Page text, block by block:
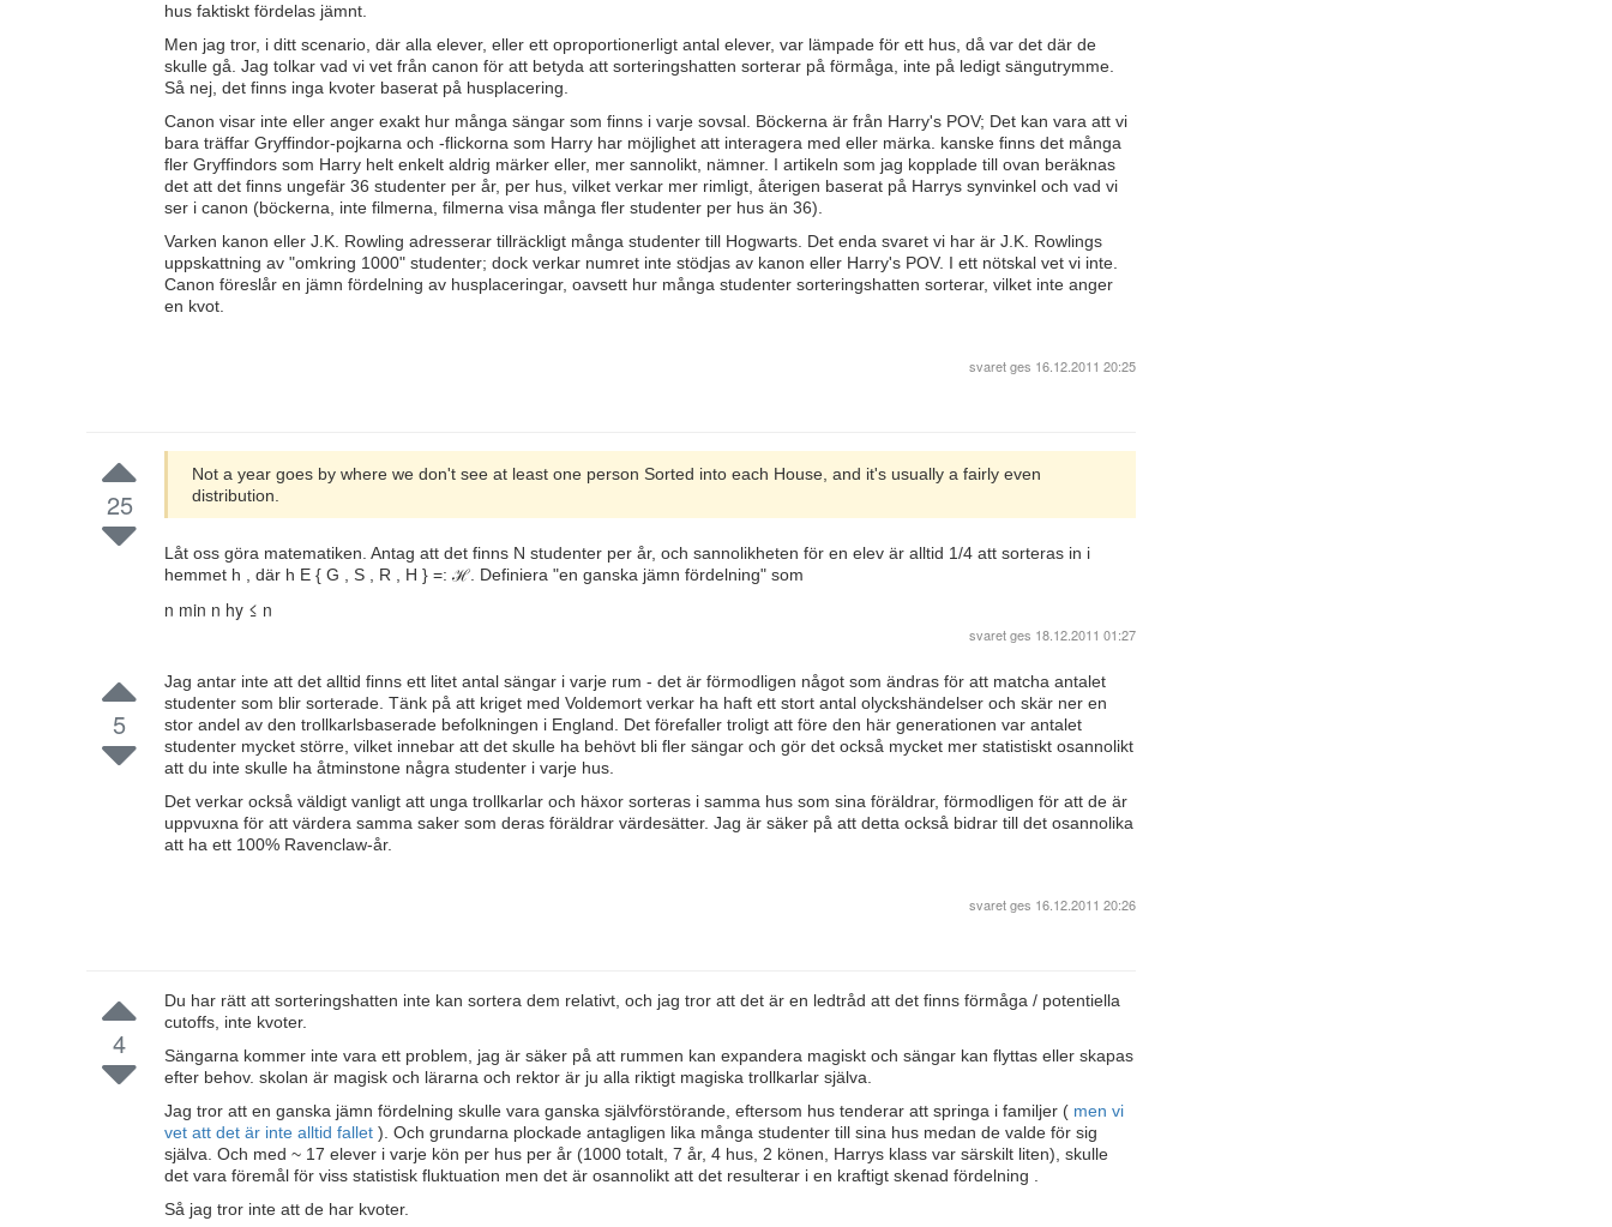
hus faktiskt fördelas jämnt.
Men jag tror, i ditt scenario, där alla elever, eller ett oproportionerligt antal elever, var lämpade för ett hus, då var det där de
skulle gå. Jag tolkar vad vi vet från canon för att betyda att sorteringshatten sorterar på förmåga, inte på ledigt sängutrymme.
Så nej, det finns inga kvoter baserat på husplacering.
Canon visar inte eller anger exakt hur många sängar som finns i varje sovsal. Böckerna är från Harry's POV; Det kan vara att vi
bara träffar Gryffindor-pojkarna och -flickorna som Harry har möjlighet att interagera med eller märka. kanske finns det många
fler Gryffindors som Harry helt enkelt aldrig märker eller, mer sannolikt, nämner. I artikeln som jag kopplade till ovan beräknas
det att det finns ungefär 36 studenter per år, per hus, vilket verkar mer rimligt, återigen baserat på Harrys synvinkel och vad vi
ser i canon (böckerna, inte filmerna, filmerna visa många fler studenter per hus än 36).
Varken kanon eller J.K. Rowling adresserar tillräckligt många studenter till Hogwarts. Det enda svaret vi har är J.K. Rowlings
uppskattning av "omkring 1000" studenter; dock verkar numret inte stödjas av kanon eller Harry's POV. I ett nötskal vet vi inte.
Canon föreslår en jämn fördelning av husplaceringar, oavsett hur många studenter sorteringshatten sorterar, vilket inte anger
en kvot.
svaret ges 16.12.2011 20:25
25
Not a year goes by where we don't see at least one person Sorted into each House, and it's usually a fairly even
distribution.
Låt oss göra matematiken. Antag att det finns N studenter per år, och sannolikheten för en elev är alltid 1/4 att sorteras in i
hemmet h , där h Ε { G , S , R , H } =: ℋ. Definiera "en ganska jämn fördelning" som
n min n hy ≤ n
svaret ges 18.12.2011 01:27
5
Jag antar inte att det alltid finns ett litet antal sängar i varje rum - det är förmodligen något som ändras för att matcha antalet
studenter som blir sorterade. Tänk på att kriget med Voldemort verkar ha haft ett stort antal olyckshändelser och skär ner en
stor andel av den trollkarlsbaserade befolkningen i England. Det förefaller troligt att före den här generationen var antalet
studenter mycket större, vilket innebar att det skulle ha behövt bli fler sängar och gör det också mycket mer statistiskt osannolikt
att du inte skulle ha åtminstone några studenter i varje hus.
Det verkar också väldigt vanligt att unga trollkarlar och häxor sorteras i samma hus som sina föräldrar, förmodligen för att de är
uppvuxna för att värdera samma saker som deras föräldrar värdesätter. Jag är säker på att detta också bidrar till det osannolika
att ha ett 100% Ravenclaw-år.
svaret ges 16.12.2011 20:26
4
Du har rätt att sorteringshatten inte kan sortera dem relativt, och jag tror att det är en ledtråd att det finns förmåga / potentiella
cutoffs, inte kvoter.
Sängarna kommer inte vara ett problem, jag är säker på att rummen kan expandera magiskt och sängar kan flyttas eller skapas
efter behov. skolan är magisk och lärarna och rektor är ju alla riktigt magiska trollkarlar själva.
Jag tror att en ganska jämn fördelning skulle vara ganska självförstörande, eftersom hus tenderar att springa i familjer ( men vi
vet att det är inte alltid fallet ). Och grundarna plockade antagligen lika många studenter till sina hus medan de valde för sig
själva. Och med ~ 17 elever i varje kön per hus per år (1000 totalt, 7 år, 4 hus, 2 könen, Harrys klass var särskilt liten), skulle
det vara föremål för viss statistisk fluktuation men det är osannolikt att det resulterar i en kraftigt skenad fördelning .
Så jag tror inte att de har kvoter.